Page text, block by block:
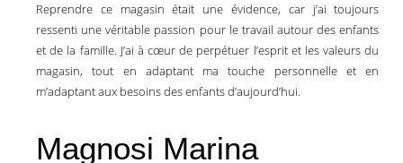
Reprendre ce magasin était une évidence, car j’ai toujours
ressenti une véritable passion pour le travail autour des enfants
et de la famille. J’ai à cœur de perpétuer l’esprit et les valeurs du
magasin, tout en adaptant ma touche personnelle et en
m’adaptant aux besoins des enfants d’aujourd’hui.
Magnosi Marina